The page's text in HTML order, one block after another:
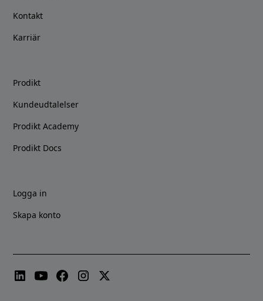
Kontakt
Karriär
Prodikt
Kundeudtalelser
Prodikt Academy
Prodikt Docs
Logga in
Skapa konto